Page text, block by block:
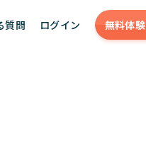
質問 ログイン 無料体験